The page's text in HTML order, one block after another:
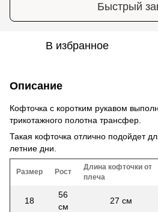
Быстрый
В избранное
Описание
Кофточка с коротким рукавом
трикотажного полотна трансфер.
Такая кофточка отлично подойдет
летние дни.
Размер Рост
Длина кофточки от
плеча
18
56
см
27 см